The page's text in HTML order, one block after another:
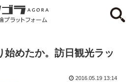
始めたか。訪日観光ラッ
2016.05.19 13:14